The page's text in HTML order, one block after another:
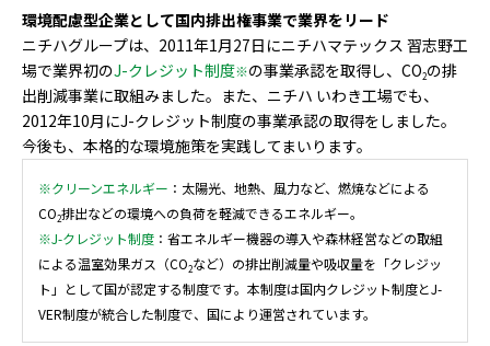
環境配慮型企業として国内排出権事業で業界をリード
ニチハグループは、2011年1月27日にニチハマテックス 習志野工
場で業界初のJ-クレジット制度※の事業承認を取得し、CO2の排
出削減事業に取組みました。また、ニチハ いわき工場でも、
2012年10月にJ-クレジット制度の事業承認の取得をしました。
今後も、本格的な環境施策を実践してまいります。
※クリーンエネルギー ：太陽光、地熱、風力など、燃焼などによる
CO2排出などの環境への負荷を軽減できるエネルギー。
※J-クレジット制度 ：省エネルギー機器の導入や森林経営などの取組
による温室効果ガス（CO2など）の排出削減量や吸収量を「クレジッ
ト」として国が認定する制度です。本制度は国内クレジット制度とJ-
VER制度が統合した制度で、国により運営されています。